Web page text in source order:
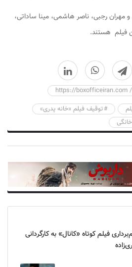
رجبی، ناصر هاشمی، مینا ساداتی،
فیلم هستند.
https://boxofficeiran.com /
توقیف فیلم «خانه پدری»
فیلم کوتاه «کانال» به کارگردانی